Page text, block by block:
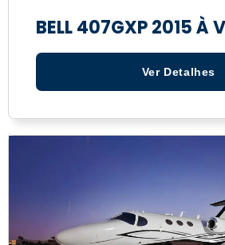
BELL 407GXP 2015 À
Ver Detalhes